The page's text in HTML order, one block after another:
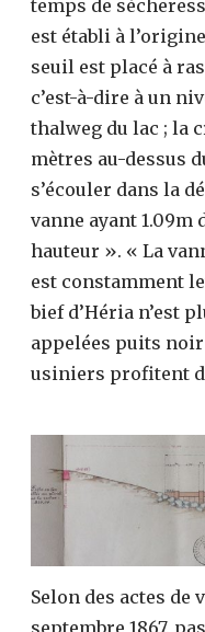
temps de
est établi à
seuil est placé à
c’est-à-dire à un
thalweg du lac ; la
mètres au-dessus
s’écouler dans la
vanne ayant 1.09m
hauteur ». « La
est constamment
bief d’Héria n’est
appelées puits
usiniers profitent
Selon des actes de